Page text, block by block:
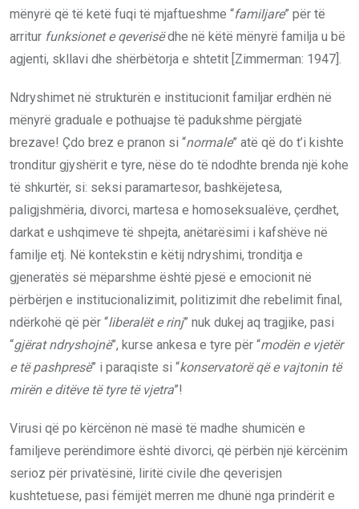
mënyrë që të ketë fuqi të mjaftueshme “familjare” për të
arritur funksionet e qeverisëdhe në këtë mënyrë familja u bë
agjenti, skllavi dhe shërbëtorja e shtetit [Zimmerman: 1947].
Ndryshimet në strukturën e institucionit familjar erdhën në
mënyrë graduale e pothuajse të padukshme përgjatë
brezave! Çdo brez e pranon si “normale” atë që do t’i kishte
tronditur gjyshërit e tyre, nëse do të ndodhte brenda një kohe
të shkurtër, si: seksi paramartesor, bashkëjetesa,
paligjshmëria, divorci, martesa e homoseksualëve, çerdhet,
darkat e ushqimeve të shpejta, anëtarësimi i kafshëve në
familje etj. Në kontekstin e këtij ndryshimi, tronditja e
gjeneratës së mëparshme është pjesë e emocionit në
përbërjen e institucionalizimit, politizimit dhe rebelimit final,
ndërkohë që për “liberalët e rinj” nuk dukej aq tragjike, pasi
“gjërat ndryshojnë”, kurse ankesa e tyre për “modën e vjetër
e të pashpresë” i paraqiste si “konservatorë që e vajtonin të
mirën e ditëve të tyre të vjetra”!
Virusi që po kërcënon në masë të madhe shumicën e
familjeve perëndimore është divorci, që përbën një kërcënim
serioz për privatësinë, liritë civile dhe qeverisjen
kushtetuese, pasi fëmijët merren me dhunë nga prindërit e